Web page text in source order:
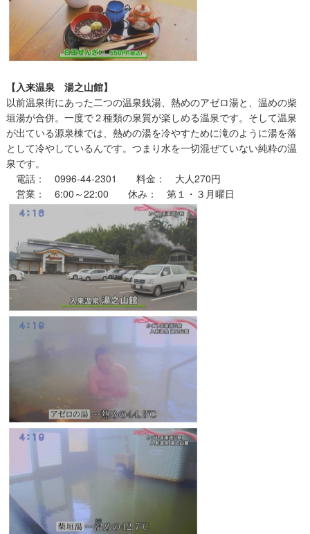
【入来温泉 湯之山館】
以前温泉街にあった二つの温泉銭湯、熱めのアゼロ湯と、温めの柴
垣湯が合併。一度で２種類の泉質が楽しめる温泉です。そして温泉
が出ている源泉棟では、熱めの湯を冷やすために滝のように湯を落
として冷やしているんです。つまり水を一切混ぜていない純粋の温
泉です。
電話： 0996-44-2301 料金： 大人270円
営業： 6:00～22:00 休み： 第１・３月曜日